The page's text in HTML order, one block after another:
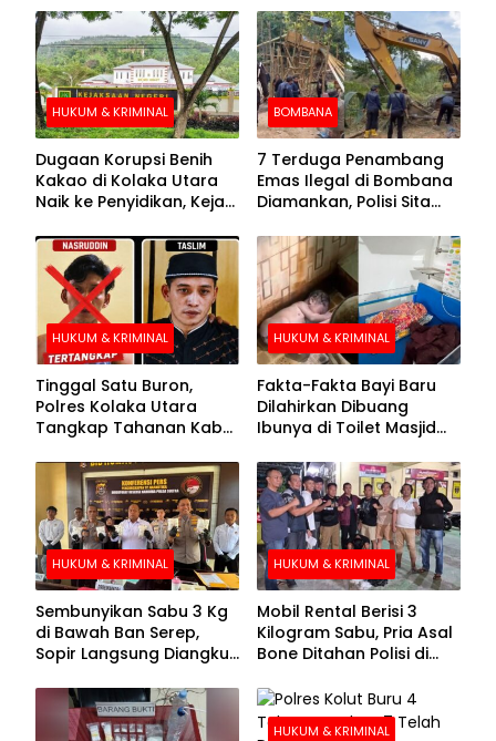
HUKUM & KRIMINAL
Dugaan Korupsi Benih
Kakao di Kolaka Utara
Naik ke Penyidikan, Kejari
BOMBANA
7 Terduga Penambang
Emas Ilegal di Bombana
Diamankan, Polisi Sita
Crusher
HUKUM & KRIMINAL
Tinggal Satu Buron,
Polres Kolaka Utara
Tangkap Tahanan Kabur
Pengejaran
HUKUM & KRIMINAL
Fakta-Fakta Bayi Baru
Dilahirkan Dibuang
Ibunya di Toilet Masjid
HUKUM & KRIMINAL
Sembunyikan Sabu 3 Kg
di Bawah Ban Serep,
Sopir Langsung Diangkut
HUKUM & KRIMINAL
Mobil Rental Berisi 3
Kilogram Sabu, Pria Asal
Bone Ditahan Polisi di
HUKUM & KRIMINAL